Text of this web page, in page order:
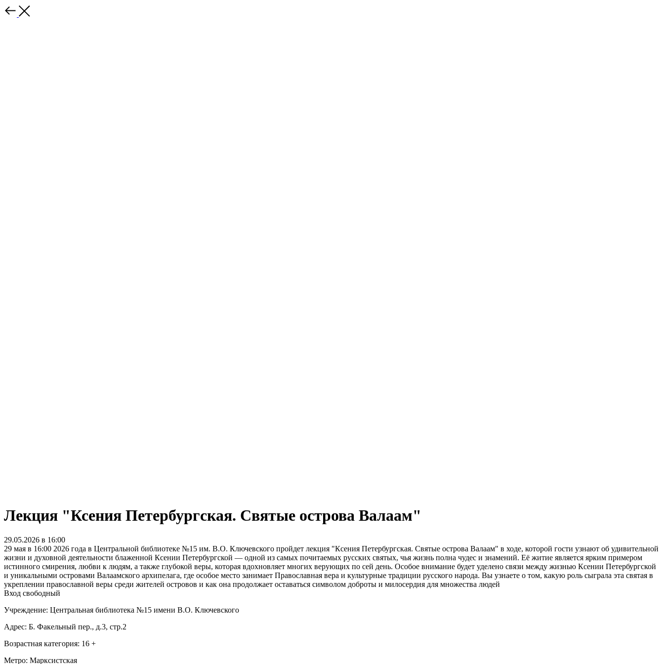
Лекция "Ксения Петербургская. Святые острова Валаам"
29.05.2026 в 16:00
29 мая в 16:00 2026 года в Центральной библиотеке №15 им. В.О. Ключевского пройдет лекция "Ксения Петербургская. Святые острова Валаам" в ходе, которой гости узнают об удивительной
жизни и духовной деятельности блаженной Ксении Петербургской — одной из самых почитаемых русских святых, чья жизнь полна чудес и знамений. Её житие является ярким примером
истинного смирения, любви к людям, а также глубокой веры, которая вдохновляет многих верующих по сей день. Особое внимание будет уделено связи между жизнью Ксении Петербургской
и уникальными островами Валаамского архипелага, где особое место занимает Православная вера и культурные традиции русского народа. Вы узнаете о том, какую роль сыграла эта святая в
укреплении православной веры среди жителей островов и как она продолжает оставаться символом доброты и милосердия для множества людей
Вход свободный
Учреждение: Центральная библиотека №15 имени В.О. Ключевского
Адрес: Б. Факельный пер., д.3, стр.2
Возрастная категория: 16 +
Метро: Марксистская